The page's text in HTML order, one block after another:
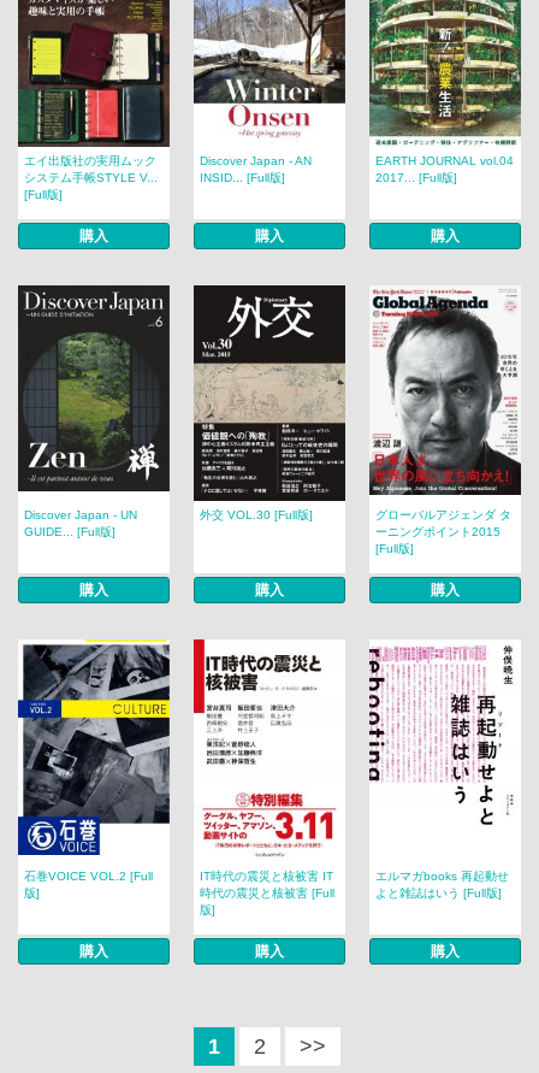
エイ出版社の実用ムック
システム手帳STYLE V...
[Full版]
購入
Discover Japan - AN
INSID... [Full版]
購入
EARTH JOURNAL vol.04
2017... [Full版]
購入
Discover Japan - UN
GUIDE... [Full版]
購入
外交 VOL.30 [Full版]
購入
グローバルアジェンダ タ
ーニングポイント2015
[Full版]
購入
石巻VOICE VOL.2 [Full
版]
購入
IT時代の震災と核被害 IT
時代の震災と核被害 [Full
版]
購入
エルマガbooks 再起動せ
よと雑誌はいう [Full版]
購入
1 2 >>